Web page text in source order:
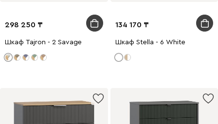
298 250
Шкаф Tajron - 2 Savage
134 170
Шкаф Stella - 6 White